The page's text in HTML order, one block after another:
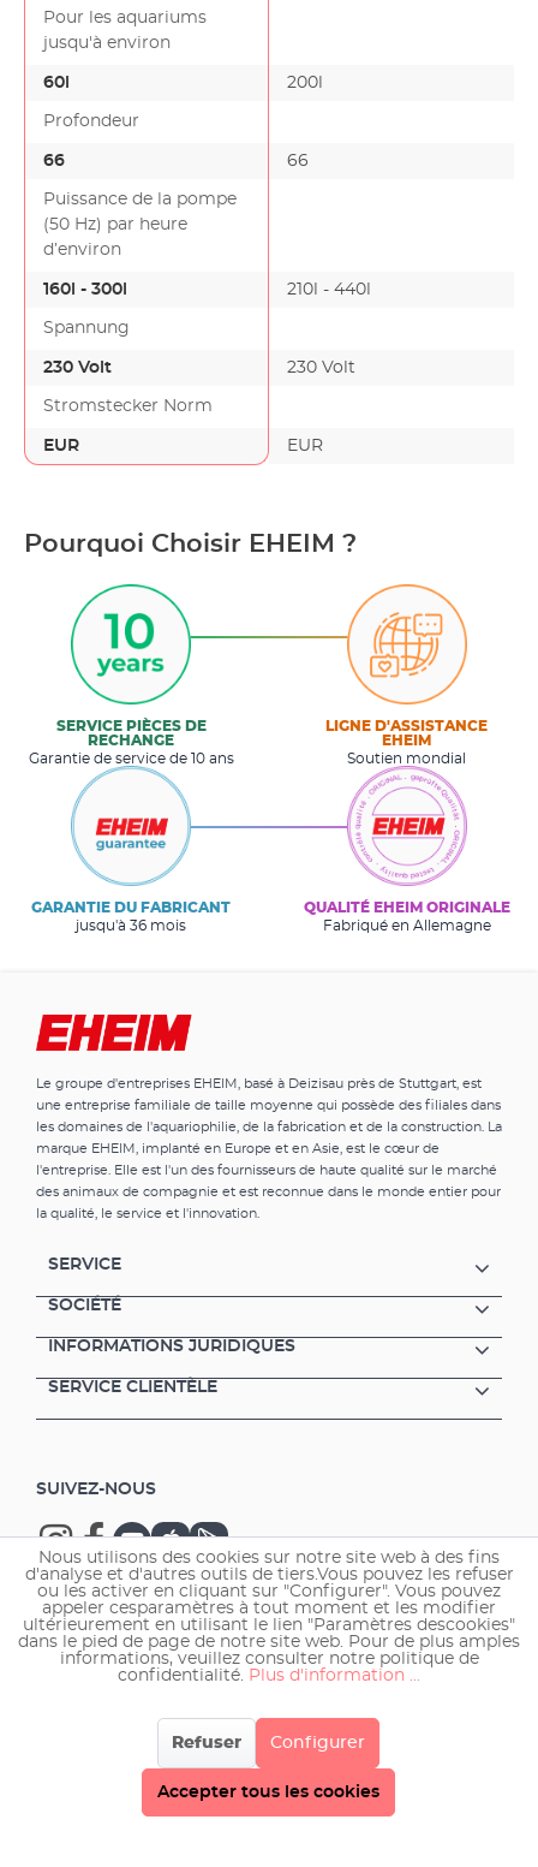
Pour les aquariums
jusqu'à environ
60l 200l
Profondeur
66 66
Puissance de la pompe
(50 Hz) par heure
d’environ
160l - 300l 210l - 440l
Spannung
230 Volt 230 Volt
Stromstecker Norm
EUR EUR
Pourquoi Choisir EHEIM ?
SERVICE PIÈCES DE
RECHANGE
Garantie de service de 10 ans
LIGNE D'ASSISTANCE
EHEIM
Soutien mondial
GARANTIE DU FABRICANT
jusqu'à 36 mois
QUALITÉ EHEIM ORIGINALE
Fabriqué en Allemagne
Le groupe d'entreprises EHEIM, basé à Deizisau près de Stuttgart, est
une entreprise familiale de taille moyenne qui possède des filiales dans
les domaines de l'aquariophilie, de la fabrication et de la construction. La
marque EHEIM, implanté en Europe et en Asie, est le cœur de
l'entreprise. Elle est l'un des fournisseurs de haute qualité sur le marché
des animaux de compagnie et est reconnue dans le monde entier pour
la qualité, le service et l'innovation.
SERVICE
SOCIÉTÉ
INFORMATIONS JURIDIQUES
SERVICE CLIENTÈLE
SUIVEZ-NOUS
Copyright © 2026 EHEIM GmbH & Co. KG.
Nous utilisons des cookies sur notre site web à des fins
d'analyse et d'autres outils de tiers.Vous pouvez les refuser
ou les activer en cliquant sur "Configurer". Vous pouvez
appeler cesparamètres à tout moment et les modifier
ultérieurement en utilisant le lien "Paramètres descookies"
dans le pied de page de notre site web. Pour de plus amples
informations, veuillez consulter notre politique de
confidentialité. Plus d'information ...
Refuser Configurer
Accepter tous les cookies